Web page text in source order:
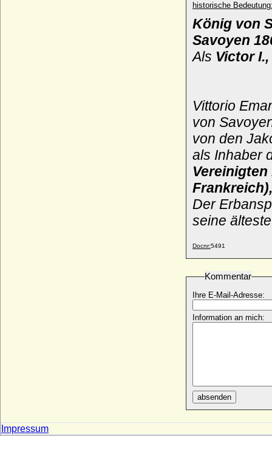
historische
König von
Savoyen
Als Victor I.,
Vittorio
von
von den
als Inhaber
Der
seine
Docnr:5491
Kommentar
Ihre E-Mail-Adresse:
Information an mich:
absenden
Impressum